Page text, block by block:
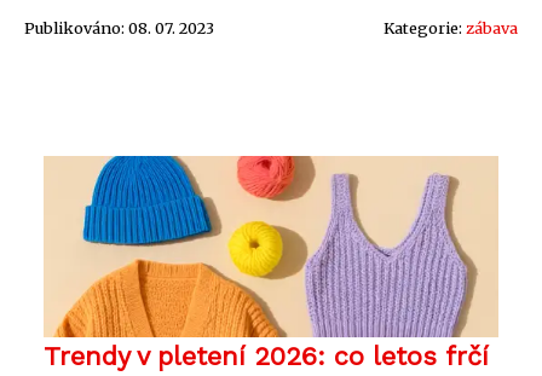
Publikováno: 08. 07. 2023 Kategorie: zábava
Trendy v pletení 2026: co letos frčí